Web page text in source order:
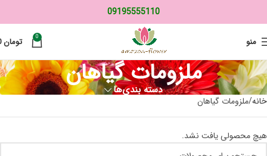
09195555110
منو 0 تومان0
ملزومات گیاهان
دسته بندی‌ها
خانه ملزومات گیاهان
هیچ محصولی یافت نشد.